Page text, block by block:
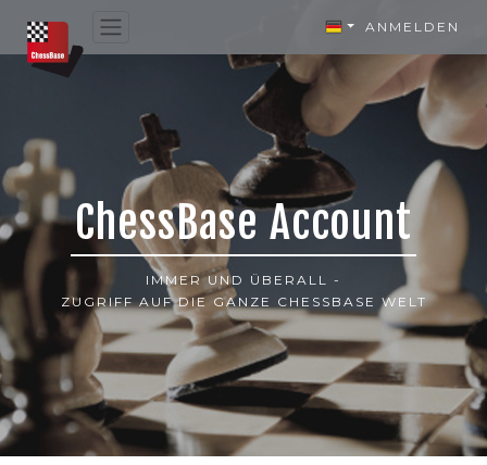
ANMELDEN
ChessBase Account
IMMER UND ÜBERALL -
ZUGRIFF AUF DIE GANZE CHESSBASE WELT